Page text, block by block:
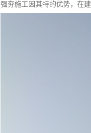
强夯施工因其特的优势，在